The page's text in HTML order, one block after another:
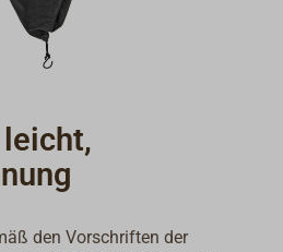
den Vorschriften der